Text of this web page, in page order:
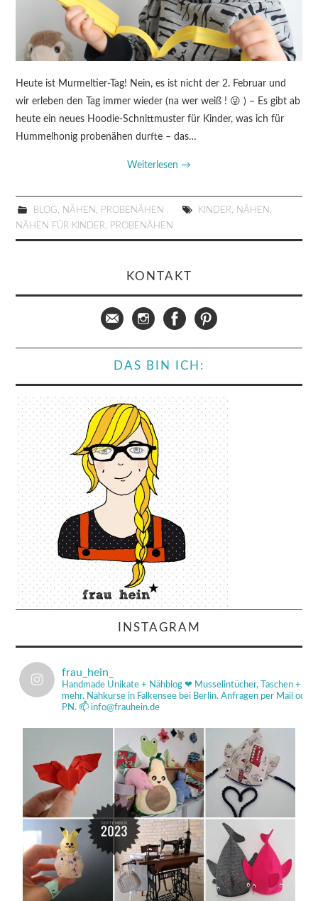
Heute ist Murmeltier-Tag! Nein, es ist nicht der 2. Februar und
wir erleben den Tag immer wieder (na wer weiß ! 😜 ) – Es gibt ab
heute ein neues Hoodie-Schnittmuster für Kinder, was ich für
Hummelhonig probenähen durfte – das…
Weiterlesen →
BLOG NÄHEN PROBENÄHEN KINDER NÄHEN
NÄHEN FÜR KINDER
PROBENÄHEN
KONTAKT
DAS BIN ICH:
INSTAGRAM
frau_hein_
Handmade Unikate + Nähblog ❤ Musselintücher, Taschen +
mehr. Nähkurse in Falkensee bei Berlin. Anfragen per Mail od
PN. 📫 info@frauhein.de